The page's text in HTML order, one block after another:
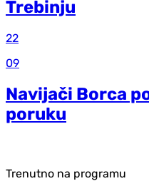
Trebinju
22
09
Navijači Borca
poruku
Trenutno na programu